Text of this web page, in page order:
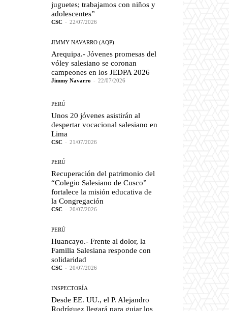
juguetes; trabajamos con niños y
adolescentes”
CSC - 22/07/2026
JIMMY NAVARRO (AQP)
Arequipa.- Jóvenes promesas del
vóley salesiano se coronan
campeones en los JEDPA 2026
Jimmy Navarro - 22/07/2026
PERÚ
Unos 20 jóvenes asistirán al
despertar vocacional salesiano en
Lima
CSC - 21/07/2026
PERÚ
Recuperación del patrimonio del
“Colegio Salesiano de Cusco”
fortalece la misión educativa de
la Congregación
CSC - 20/07/2026
PERÚ
Huancayo.- Frente al dolor, la
Familia Salesiana responde con
solidaridad
CSC - 20/07/2026
INSPECTORÍA
Desde EE. UU., el P. Alejandro
Rodríguez llegará para guiar los